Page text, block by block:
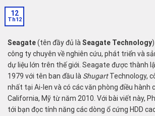
12
Th12
Seagate(tên đầy đủ là Seagate Technology
công ty chuyên về nghiên cứu, phát triển và
dự liệu lớn trên thế giới. Seagate được thành
1979 với tên ban đầu là ShugartTechnology,
nhất tại Ai-len và có các văn phòng điều hành
California, Mỹ từ năm 2010. Với bài viết này,
tới bạn đọc tính năng các dòng ổ cứng HDD